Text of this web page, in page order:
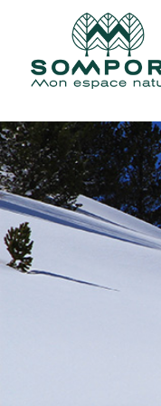
Skip to content